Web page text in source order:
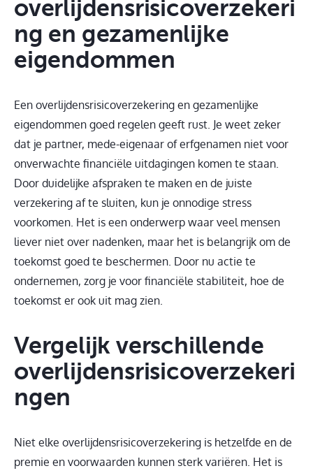
overlijdensrisicoverzekeri
ng en gezamenlijke
eigendommen
Een overlijdensrisicoverzekering en gezamenlijke
eigendommen goed regelen geeft rust. Je weet zeker
dat je partner, mede-eigenaar of erfgenamen niet voor
onverwachte financiële uitdagingen komen te staan.
Door duidelijke afspraken te maken en de juiste
verzekering af te sluiten, kun je onnodige stress
voorkomen. Het is een onderwerp waar veel mensen
liever niet over nadenken, maar het is belangrijk om de
toekomst goed te beschermen. Door nu actie te
ondernemen, zorg je voor financiële stabiliteit, hoe de
toekomst er ook uit mag zien.
Vergelijk verschillende
overlijdensrisicoverzekeri
ngen
Niet elke overlijdensrisicoverzekering is hetzelfde en de
premie en voorwaarden kunnen sterk variëren. Het is